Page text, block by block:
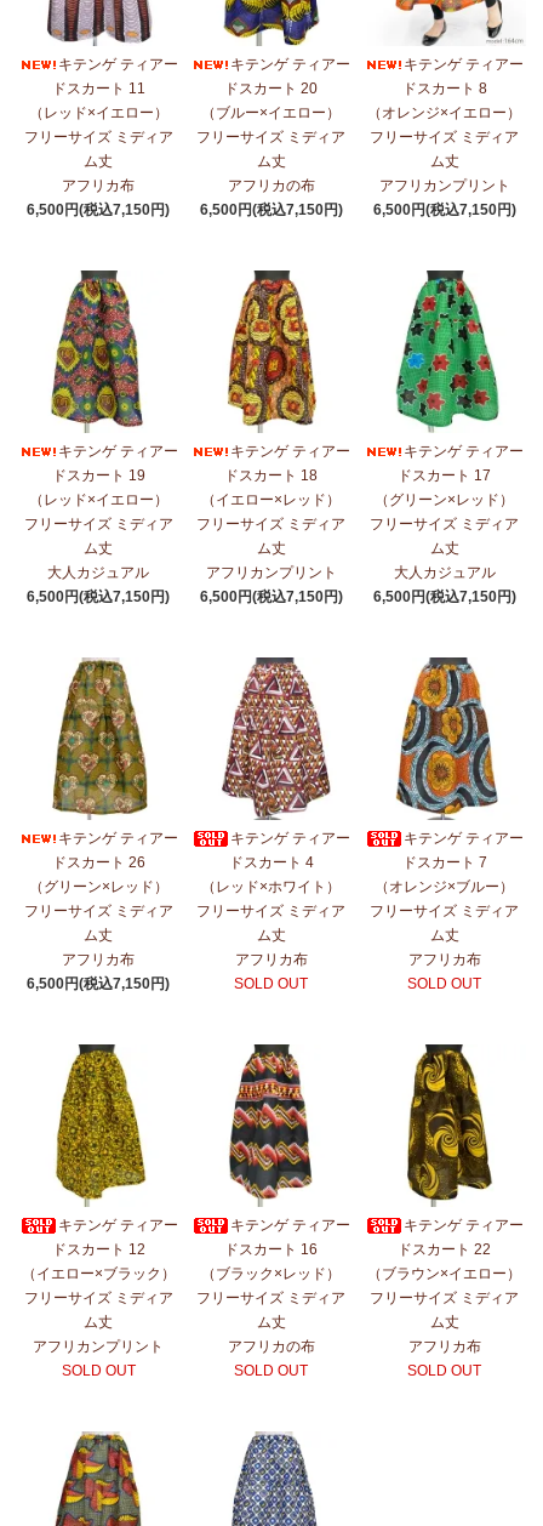
キテンゲ ティアー
ドスカート 11
（レッド×イエロー）
フリーサイズ ミディア
ム丈
アフリカ布
6,500円(税込7,150円)
キテンゲ ティアー
ドスカート 20
（ブルー×イエロー）
フリーサイズ ミディア
ム丈
アフリカの布
6,500円(税込7,150円)
キテンゲ ティアー
ドスカート 8
（オレンジ×イエロー）
フリーサイズ ミディア
ム丈
アフリカンプリント
6,500円(税込7,150円)
キテンゲ ティアー
ドスカート 19
（レッド×イエロー）
フリーサイズ ミディア
ム丈
大人カジュアル
6,500円(税込7,150円)
キテンゲ ティアー
ドスカート 18
（イエロー×レッド）
フリーサイズ ミディア
ム丈
アフリカンプリント
6,500円(税込7,150円)
キテンゲ ティアー
ドスカート 17
（グリーン×レッド）
フリーサイズ ミディア
ム丈
大人カジュアル
6,500円(税込7,150円)
キテンゲ ティアー
ドスカート 26
（グリーン×レッド）
フリーサイズ ミディア
ム丈
アフリカ布
6,500円(税込7,150円)
キテンゲ ティアー
ドスカート 4
（レッド×ホワイト）
フリーサイズ ミディア
ム丈
アフリカ布
SOLD OUT
キテンゲ ティアー
ドスカート 7
（オレンジ×ブルー）
フリーサイズ ミディア
ム丈
アフリカ布
SOLD OUT
キテンゲ ティアー
ドスカート 12
（イエロー×ブラック）
フリーサイズ ミディア
ム丈
アフリカンプリント
SOLD OUT
キテンゲ ティアー
ドスカート 16
（ブラック×レッド）
フリーサイズ ミディア
ム丈
アフリカの布
SOLD OUT
キテンゲ ティアー
ドスカート 22
（ブラウン×イエロー）
フリーサイズ ミディア
ム丈
アフリカ布
SOLD OUT